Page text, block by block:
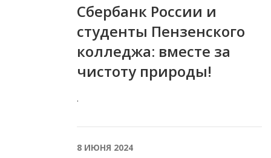
Сбербанк России и
студенты Пензенского
колледжа: вместе за
чистоту природы!
.
8 ИЮНЯ 2024